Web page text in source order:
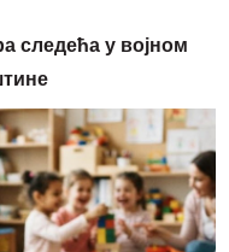
следећа у војном